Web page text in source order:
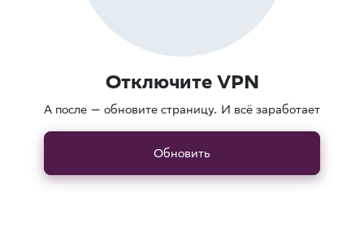
Отключите VPN
А после — обновите страницу. И всё заработает
Обновить